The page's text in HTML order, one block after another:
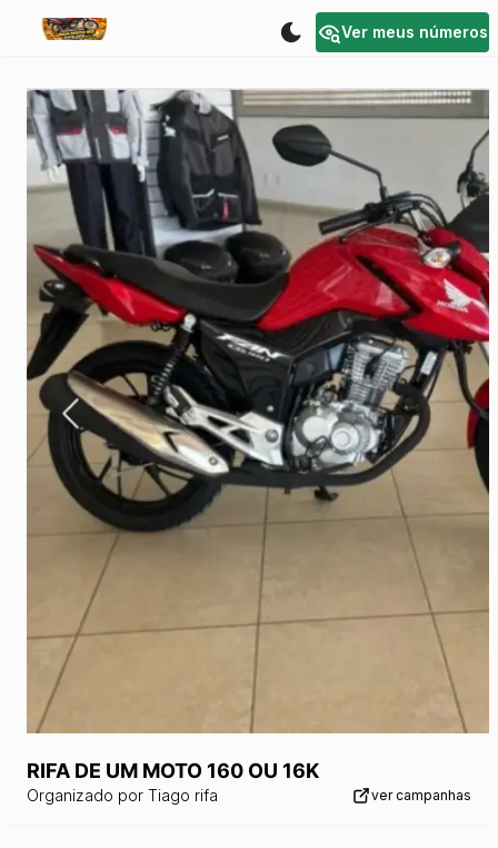
Ver meus números
RIFA DE UM MOTO 160 OU 16K
Organizado por Tiago rifa ver campanhas